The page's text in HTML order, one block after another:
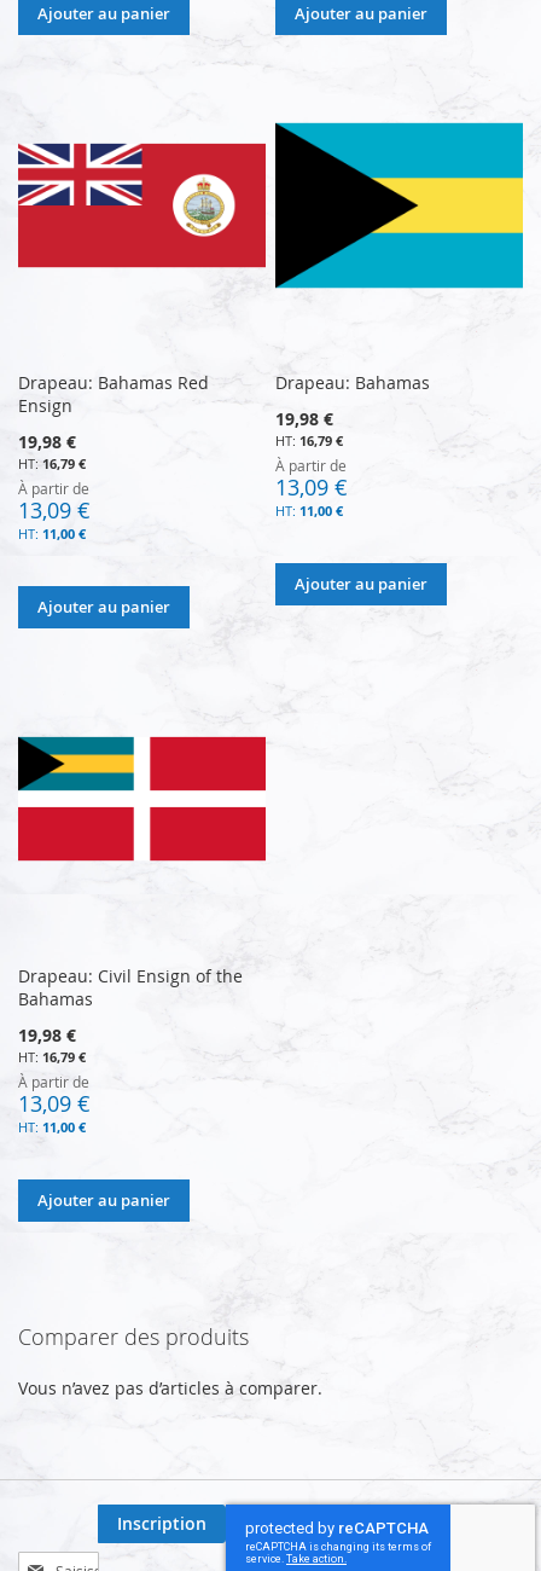
Ajouter au panier Ajouter au panier
Drapeau: Bahamas Red
Ensign
19,98 €
16,79 €
À partir de
13,09 €
11,00 €
Ajouter au panier
Drapeau: Bahamas
19,98 €
16,79 €
À partir de
13,09 €
11,00 €
Ajouter au panier
Drapeau: Civil Ensign of the
Bahamas
19,98 €
16,79 €
À partir de
13,09 €
11,00 €
Ajouter au panier
Comparer des produits
Vous n’avez pas d’articles à comparer.
Inscription
Inscription